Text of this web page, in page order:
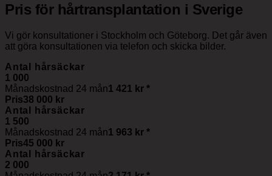
Pris för hårtransplantation i Sverige
Vi gör konsultationer i Stockholm och Göteborg. Det går även
att göra konsultationen via telefon och skicka bilder.
Antal hårsäckar
1 000
Månadskostnad 24 mån1 421 kr *
Pris38 000 kr
Antal hårsäckar
1 500
Månadskostnad 24 mån1 963 kr *
Pris45 000 kr
Antal hårsäckar
2 000